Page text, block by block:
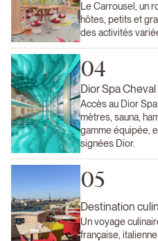
Le Carrousel, un
hôtes, petits et
des activités
04
Dior Spa
Accès au Dior
mètres, sauna,
gamme équipée,
signées Dior.
05
Destination
Un voyage
française,